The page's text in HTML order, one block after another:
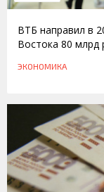
ВТБ направил в
Востока 80 млрд
ЭКОНОМИКА